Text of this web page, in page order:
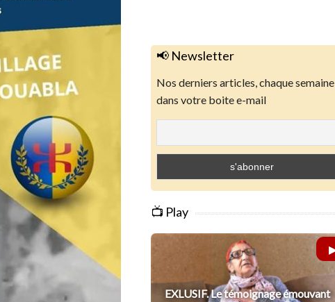
📢 Newsletter
Nos derniers articles, chaque semaine
dans votre boite e-mail
📺 Play
EXLUSIF. Le témoignage émouvant